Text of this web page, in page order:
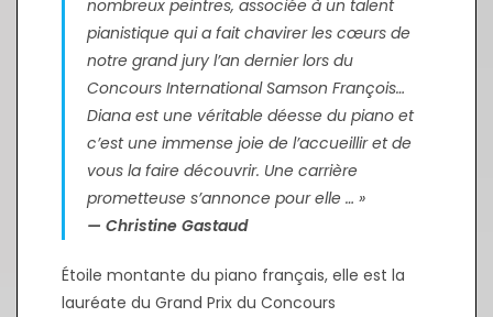
nombreux peintres, associée à un talent
pianistique qui a fait chavirer les cœurs de
notre grand jury l’an dernier lors du
Concours International Samson François…
Diana est une véritable déesse du piano et
c’est une immense joie de l’accueillir et de
vous la faire découvrir. Une carrière
prometteuse s’annonce pour elle … »
— Christine Gastaud
Étoile montante du piano français, elle est la
lauréate du Grand Prix du Concours